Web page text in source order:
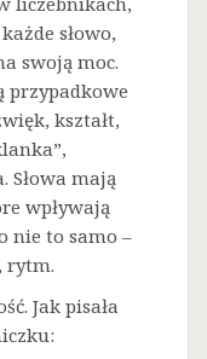
słowo,
swoją moc.
przypadkowe
kształt,
Słowa mają
wpływają
nie to samo –
rytm.
Jak pisała